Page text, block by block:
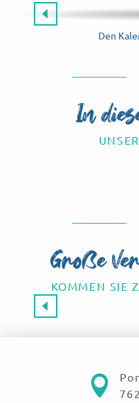
Den
Die Agenda für
In
Große
KOMMEN SIE